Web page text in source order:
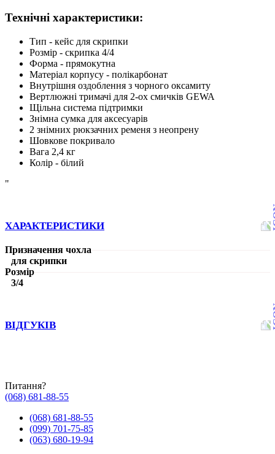
Технічні характеристики:
Тип - кейс для скрипки
Розмір - скрипка 4/4
Форма - прямокутна
Матеріал корпусу - полікарбонат
Внутрішня оздоблення з чорного оксамиту
Вертлюжні тримачі для 2-ох смичків GEWA
Щільна система підтримки
Знімна сумка для аксесуарів
2 знімних рюкзачних ременя з неопрену
Шовкове покривало
Вага 2,4 кг
Колір - білий
"
ХАРАКТЕРИСТИКИ
Призначення чохла
для скрипки
Розмір
3/4
ВІДГУКІВ
Питання?
(068) 681-88-55
(068) 681-88-55
(099) 701-75-85
(063) 680-19-94